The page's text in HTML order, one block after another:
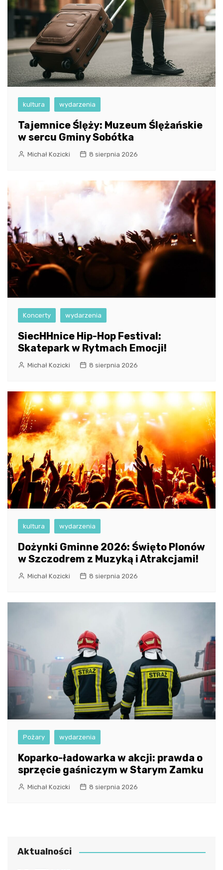
kultura wydarzenia
Tajemnice Ślęży: Muzeum Ślężańskie
w sercu Gminy Sobótka
Michał Kozicki 8 sierpnia 2026
Koncerty wydarzenia
SiecHHnice Hip-Hop Festival:
Skatepark w Rytmach Emocji!
Michał Kozicki 8 sierpnia 2026
kultura wydarzenia
Dożynki Gminne 2026: Święto Plonów
w Szczodrem z Muzyką i Atrakcjami!
Michał Kozicki 8 sierpnia 2026
Pożary wydarzenia
Koparko-ładowarka w akcji: prawda o
sprzęcie gaśniczym w Starym Zamku
Michał Kozicki 8 sierpnia 2026
Aktualności